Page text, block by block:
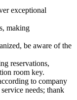
exceptional
making
be aware of the
reservations,
room key.
to company
needs; thank